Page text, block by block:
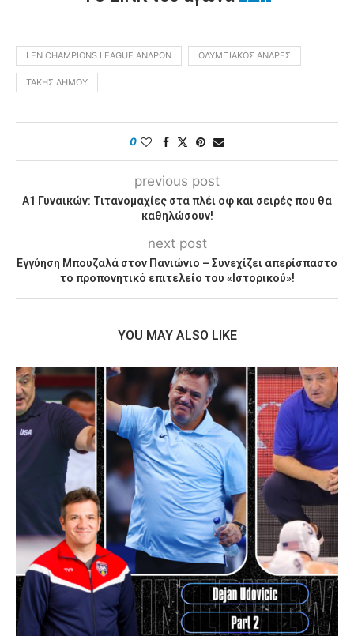
LEN CHAMPIONS LEAGUE ΑΝΔΡΏΝ ΟΛΥΜΠΙΑΚΌΣ ΆΝΔΡΕΣ
ΤΆΚΗΣ ΔΉΜΟΥ
0
previous post
Α1 Γυναικών: Τιτανομαχίες στα πλέι οφ και σειρές που θα
καθηλώσουν!
next post
Εγγύηση Μπουζαλά στον Πανιώνιο – Συνεχίζει απερίσπαστο
το προπονητικό επιτελείο του «Ιστορικού»!
YOU MAY ALSO LIKE